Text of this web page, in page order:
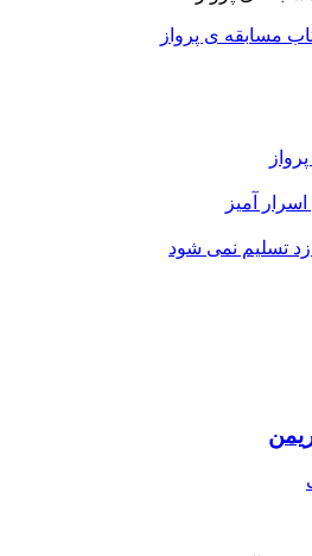
مسابقه ی پرواز
آمیز
تسلیم نمی شود